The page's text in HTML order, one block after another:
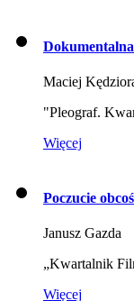
Maciej
"Pleograf.
Więcej
Poczucie
Janusz Gazda
„Kwartalnik
Więcej